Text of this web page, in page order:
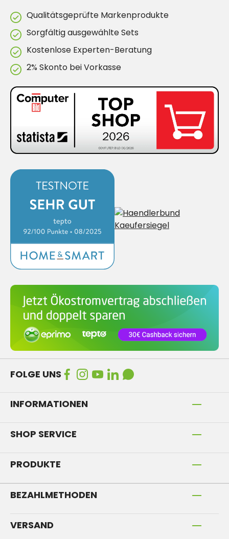
Qualitätsgeprüfte Markenprodukte
Sorgfältig ausgewählte Sets
Kostenlose Experten-Beratung
2% Skonto bei Vorkasse
FOLGE UNS
INFORMATIONEN
SHOP SERVICE
PRODUKTE
BEZAHLMETHODEN
VERSAND